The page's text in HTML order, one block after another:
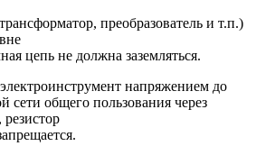
преобразователь и т.п.)
цепь не должна заземляться.
напряжением до
сети общего пользования через